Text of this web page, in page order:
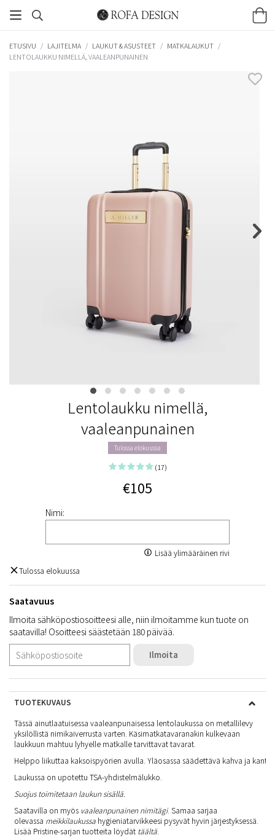
ETUSIVU / LAJITELMA / LAUKUT & ASUSTEET / MATKALAUKUT /
LENTOLAUKKU NIMELLÄ, VAALEANPUNAINEN
Lentolaukku nimellä,
vaaleanpunainen
Tulossa elokuussa
(17)
€105
Nimi:
Lisää ylimääräinen rivi
Tulossa elokuussa
Saatavuus
Ilmoita sähköpostiosoitteesi alle, niin ilmoitamme kun tuote on
saatavilla! Osoitteesi säästetään 180 päivää.
Ilmoita
TUOTEKUVAUS
Tässä ainutlaatuisessa vaaleanpunaisessa lentolaukussa on metallilevy
yksilöllistä nimikaiverrusta varten. Käsimatkatavaranakin kulkevaan
laukkuun mahtuu lyhyelle matkalle tarvittavat tavarat.
Helppo liikuttaa kaksoispyörien avulla. Yläosassa säädettävä kahva ja
Laukussa on upotettu TSA-yhdistelmälukko.
Suojus toimitetaan laukun sisällä.
Saatavilla on myös vaaleanpunainen nimitägi. Samaa sarjaa
olevassa meikkilaukussa hygieniatarvikkeesi pysyvät hyvin järjestyksessä.
Lisää Pristine-sarjan tuotteita löydät täältä.